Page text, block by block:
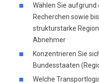
Wählen Sie
Recherchen sowie
strukturstarke
Abnehmer
Konzentrieren Sie
Bundesstaaten
Welche